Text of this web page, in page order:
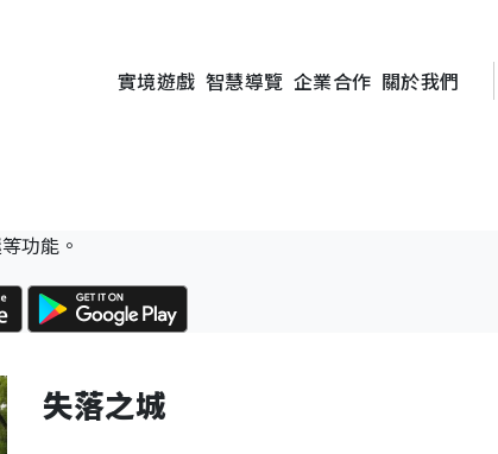
實境遊戲 智慧導覽 企業合作 關於我們
功能。
失落之城